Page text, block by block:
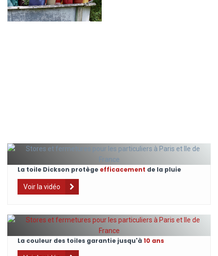
La toile Dickson protège efficacement de la pluie
Voir la vidéo
La couleur des toiles garantie jusqu'à 10 ans